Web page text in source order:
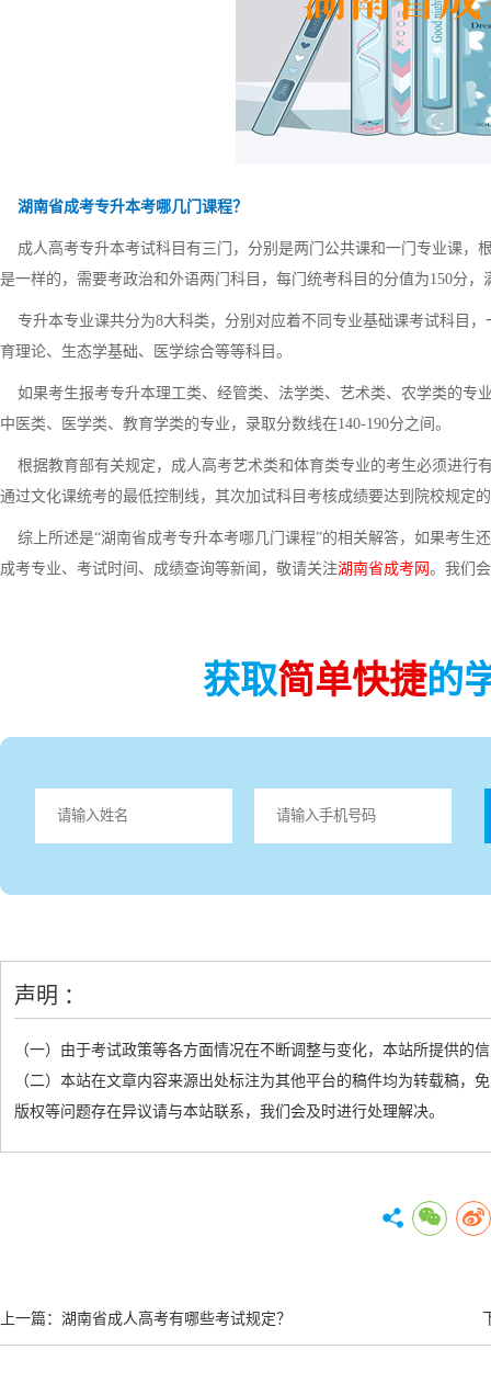
湖南省成考专升本考哪几门课程？
成人高考专升本考试科目有三门，分别是两门公共课和一门专业课，
是一样的，需要考政治和外语两门科目，每门统考科目的分值为150分，
专升本专业课共分为8大科类，分别对应着不同专业基础课考试科目
育理论、生态学基础、医学综合等等科目。
如果考生报考专升本理工类、经管类、法学类、艺术类、农学类的专
中医类、医学类、教育学类的专业，录取分数线在140-190分之间。
根据教育部有关规定，成人高考艺术类和体育类专业的考生必须进行
通过文化课统考的最低控制线，其次加试科目考核成绩要达到院校规定
综上所述是“湖南省成考专升本考哪几门课程”的相关解答，如果考生
成考专业、考试时间、成绩查询等新闻，敬请关注湖南省成考网 。我们
获取简单快捷的
声明 ：
（一）由于考试政策等各方面情况在不断调整与变化，本站所提供的
（二）本站在文章内容来源出处标注为其他平台的稿件均为转载稿
版权等问题存在异议请与本站联系，我们会及时进行处理解决。
上一篇： 湖南省成人高考有哪些考试规定？